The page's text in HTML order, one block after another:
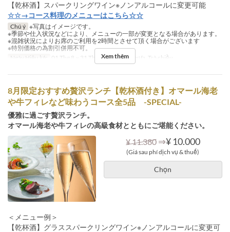
【乾杯酒】スパークリングワイン※ノンアルコールに変更可能
☆☆→コース料理のメニューはこちら☆☆
Chú ý ※写真はイメージです。
※季節や仕入状況などにより、メニューの一部が変更となる場合があります。
※混雑状況によりお席のご利用を2時間とさせて頂く場合がございます
※特別価格の為割引併用不可。
Ngày Hiệu lực
01 Thg 8 ~ 31 Thg 8 Bữa Bữa trưa, Trà chiều
Xem thêm
8月限定おすすめ贅沢ランチ【乾杯酒付き】オマール海老
や牛フィレなど味わうコース全5品 -SPECIAL-
優雅に過ごす贅沢ランチ。
オマール海老や牛フィレの高級食材とともにご堪能ください。
¥ 11.380 ⇒¥ 10.000
(Giá sau phí dịch vụ & thuế)
Chọn
＜メニュー例＞
【乾杯酒】グラススパークリングワイン※ノンアルコールに変更可